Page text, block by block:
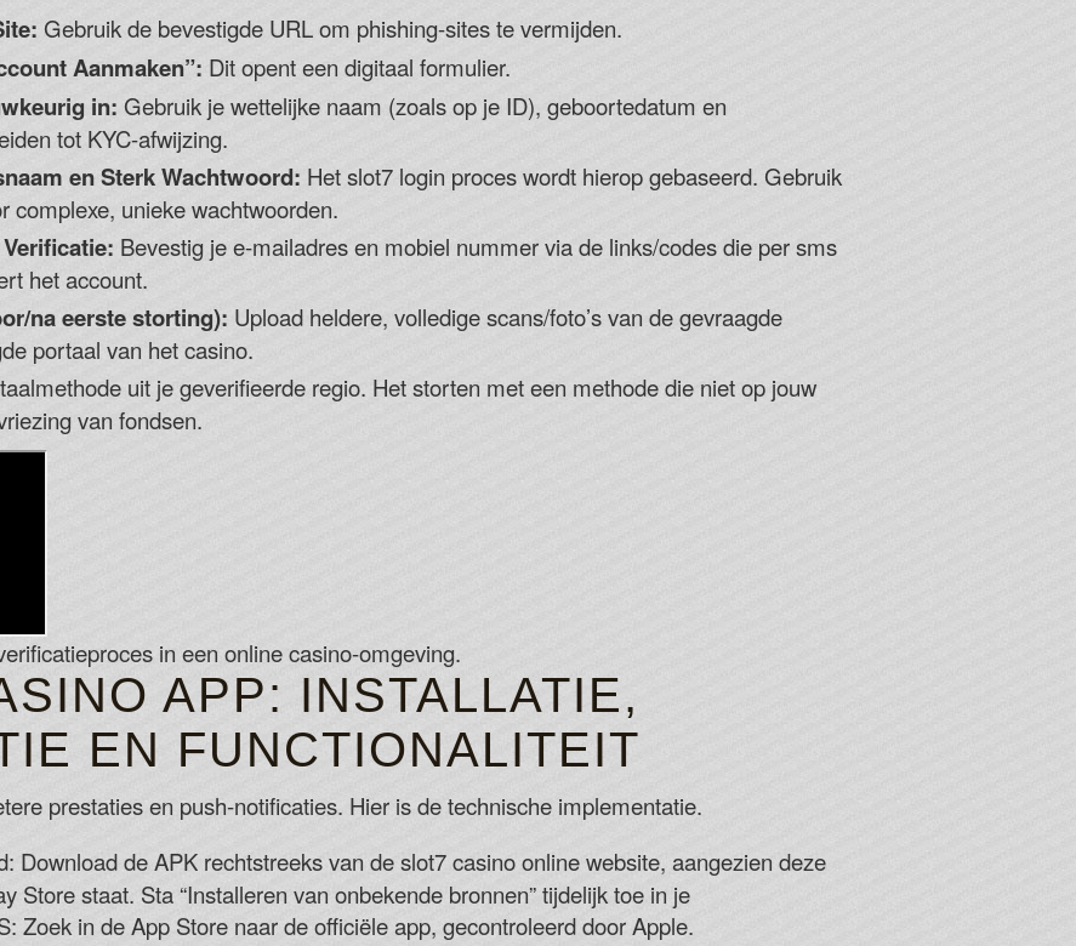
Gebruik de bevestigde URL om phishing-sites te vermijden.
Aanmaken”: Dit opent een digitaal formulier.
in: Gebruik je wettelijke naam (zoals op je ID), geboortedatum en
tot KYC-afwijzing.
en Sterk Wachtwoord: Het slot7 login proces wordt hierop gebaseerd. Gebruik
complexe, unieke wachtwoorden.
Bevestig je e-mailadres en mobiel nummer via de links/codes die per sms
het account.
na eerste storting): Upload heldere, volledige scans/foto’s van de gevraagde
portaal van het casino.
uit je geverifieerde regio. Het storten met een methode die niet op jouw
van fondsen.
in een online casino-omgeving.
APP: INSTALLATIE,
EN FUNCTIONALITEIT
prestaties en push-notificaties. Hier is de technische implementatie.
Download de APK rechtstreeks van de slot7 casino online website, aangezien deze
Store staat. Sta “Installeren van onbekende bronnen” tijdelijk toe in je
Zoek in de App Store naar de officiële app, gecontroleerd door Apple.